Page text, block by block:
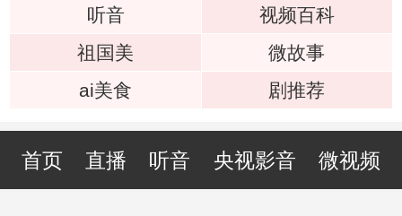
听音
视频百科
祖国美
微故事
ai美食
剧推荐
首页 直播 听音 央视影音 微视频